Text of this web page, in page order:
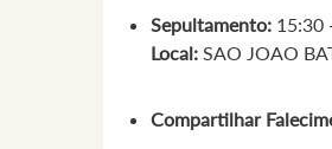
Sepultamento: 15:30
Local: SAO JOAO
Compartilhar